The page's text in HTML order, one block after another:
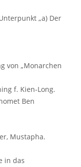
„a) Der
von „Monarchen
f. Kien-Long.
Ben
Mustapha.
in das